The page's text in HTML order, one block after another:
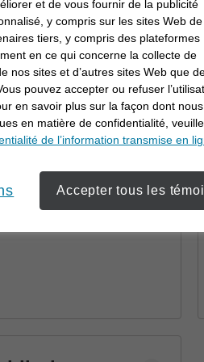
en
avec un
un conseiller en
vous aider à atteindre
d’une planification
personnalisées.
et de vous fournir de la publicité
y compris sur les sites Web de
tiers, y compris des plateformes
en ce qui concerne la collecte de
nos sites et d’autres sites Web que
pouvez accepter ou refuser
en savoir plus sur la façon dont nous
en matière de confidentialité,
de l’information transmise en
Accepter tous les